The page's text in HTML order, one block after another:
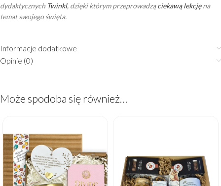
dydaktycznych Twinkl, dzięki którym przeprowadząciekawą lekcjęna
temat swojego święta.
Informacje dodatkowe
Opinie (0)
Może spodoba się również…